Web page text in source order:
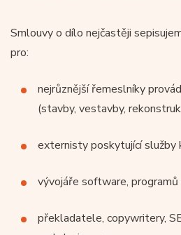
Smlouvy o dílo nejčastěji
pro:
nejrůznější řemeslníky
(stavby, vestavby,
externisty poskytující služby
vývojáře software, programů
překladatele, copywritery,